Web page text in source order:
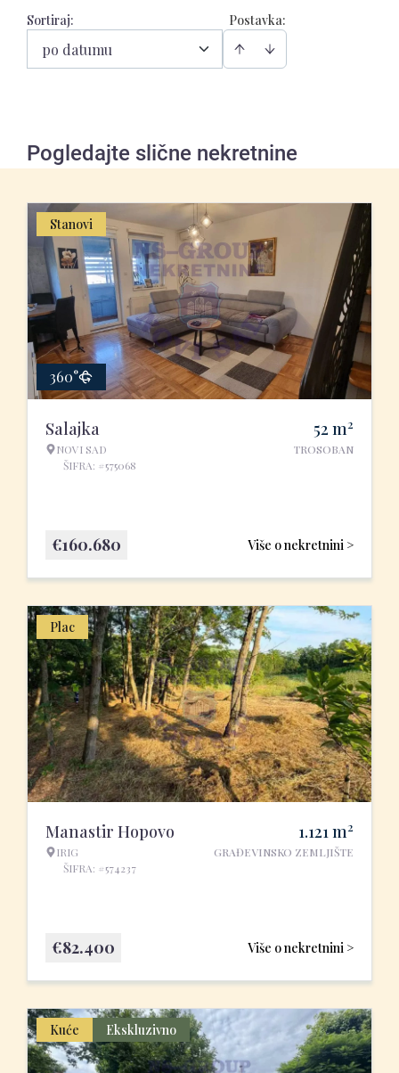
Postavka:
Sortiraj:
po datumu
Pogledajte slične nekretnine
Stanovi
360°
Salajka
NOVI SAD
ŠIFRA: #575068
52 m2
TROSOBAN
Više o nekretnini >
€160.680
Plac
Manastir Hopovo
IRIG
ŠIFRA: #574237
1.121m2
GRAĐEVINSKO ZEMLJIŠTE
Više o nekretnini >
€82.400
Kuće Ekskluzivno